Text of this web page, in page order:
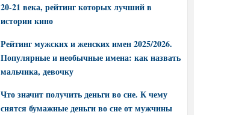
20-21 века, рейтинг которых лучший в
истории кино
Рейтинг мужских и женских имен 2025/2026.
Популярные и необычные имена: как назвать
мальчика, девочку
Что значит получить деньги во сне. К чему
снятся бумажные деньги во сне от мужчины